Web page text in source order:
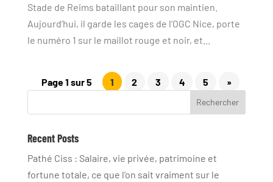
Stade de Reims bataillant pour son maintien.
Aujourd’hui, il garde les cages de l’OGC Nice, porte
le numéro 1 sur le maillot rouge et noir, et...
Page 1 sur 5 1 2 3 4 5 »
Rechercher
Recent Posts
Pathé Ciss : Salaire, vie privée, patrimoine et
fortune totale, ce que l’on sait vraiment sur le